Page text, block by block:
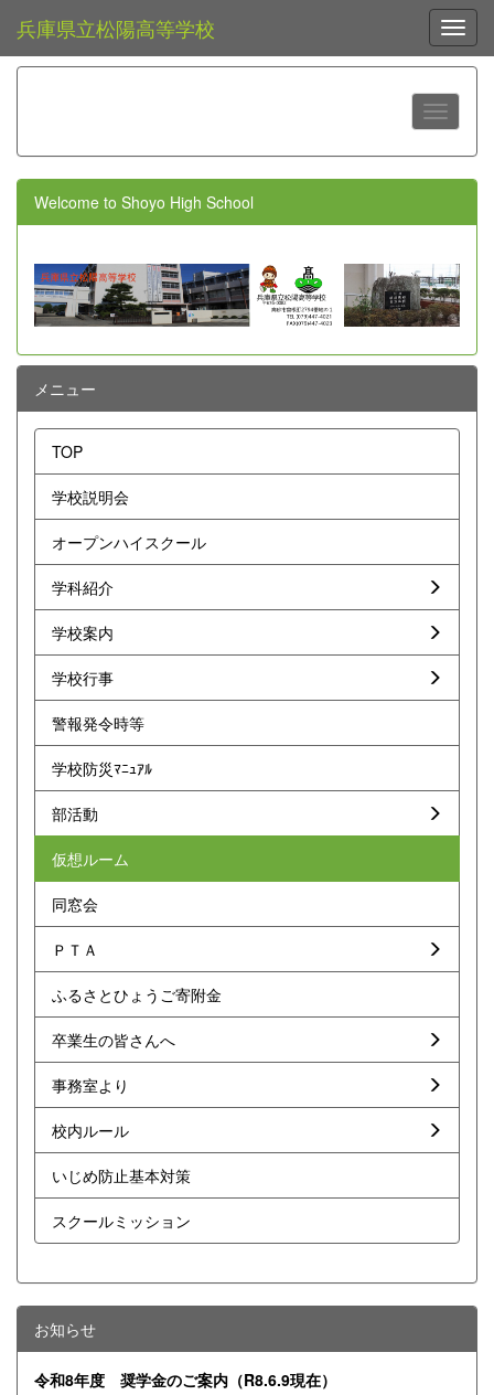
兵庫県立松陽高等学校
Welcome to Shoyo High School
メニュー
TOP
学校説明会
オープンハイスクール
学科紹介
学校案内
学校行事
警報発令時等
学校防災ﾏﾆｭｱﾙ
部活動
仮想ルーム
同窓会
ＰＴＡ
ふるさとひょうご寄附金
卒業生の皆さんへ
事務室より
校内ルール
いじめ防止基本対策
スクールミッション
お知らせ
令和8年度 奨学金のご案内（R8.6.9現在）